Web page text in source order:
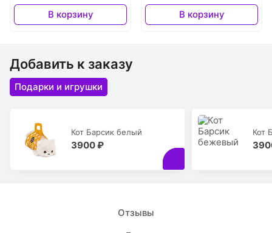
В корзину В корзину
Добавить к заказу
Подарки и игрушки
Кот Барсик белый
3900 ₽
Кот
Отзывы